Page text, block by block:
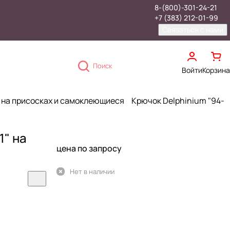
8-(800)-301-24-21
+7 (383) 212-01-99
Поиск ВойтиКорзина
присосках и самоклеющиеся Крючок Delphinium "94-
на
цена по запросу
Нет в наличии